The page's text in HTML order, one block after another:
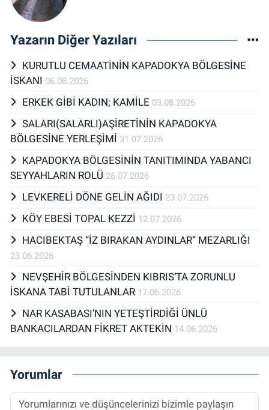
Yazarın Diğer Yazıları
KURUTLU CEMAATİNİN KAPADOKYA BÖLGESİNE
İSKANI 06.08.2026
ERKEK GİBİ KADIN; KAMİLE 03.08.2026
SALARI(SALARLI)AŞİRETİNİN KAPADOKYA
BÖLGESİNE YERLEŞİMİ 31.07.2026
KAPADOKYA BÖLGESİNİN TANITIMINDA YABANCI
SEYYAHLARIN ROLÜ 26.07.2026
LEVKERELİ DÖNE GELİN AĞIDI 23.07.2026
KÖY EBESİ TOPAL KEZZİ 12.07.2026
HACIBEKTAŞ “İZ BIRAKAN AYDINLAR” MEZARLIĞI
23.06.2026
NEVŞEHİR BÖLGESİNDEN KIBRIS’TA ZORUNLU
İSKANA TABİ TUTULANLAR 17.06.2026
NAR KASABASI’NIN YETEŞTİRDİĞİ ÜNLÜ
BANKACILARDAN FİKRET AKTEKİN 14.06.2026
Yorumlar